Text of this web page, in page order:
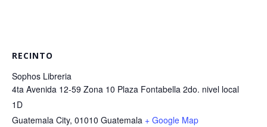
RECINTO
Sophos Libreria
4ta Avenida 12-59 Zona 10 Plaza Fontabella 2do. nivel local
1D
Guatemala City, 01010 Guatemala + Google Map